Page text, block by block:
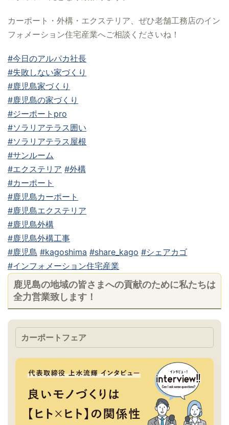
カーポート・外構・エクステリア、ぜひ老舗工務店のイン
フォメーション住宅産業へご相談くださいね！
#今日のアルパカ社長
#失敗しない家づくり
#鹿児島家づくり
#鹿児島の家づくり
#ジーポートpro
#ソラリアテラス囲い
#ソラリアテラス屋根
#サンルーム
#エクステリア #外構
#カーポート
#鹿児島カーポート
#鹿児島エクステリア
#鹿児島外構
#鹿児島外構工事
#鹿児島 #kagoshima #share_kago #シェアカゴ
#インフォメーション住宅産業
鹿児島の地域の皆さまへの貢献のために私たちは
全力営業致します！
カーポートフェア